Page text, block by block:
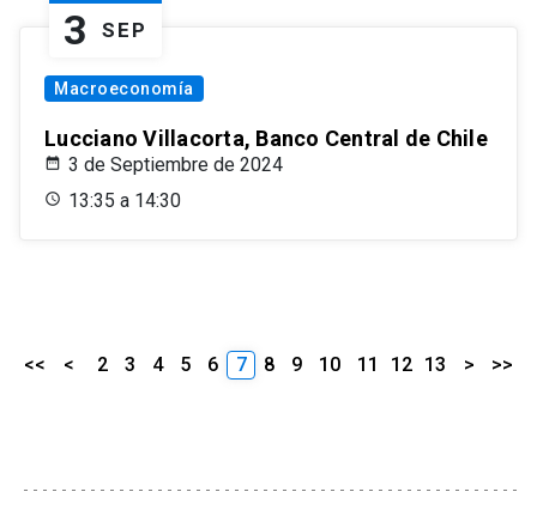
3 SEP
Macroeconomía
Lucciano Villacorta, Banco Central de Chile
3 de Septiembre de 2024
13:35 a 14:30
<< < 2 3 4 5 6 7 8 9 10 11 12 13 > >>